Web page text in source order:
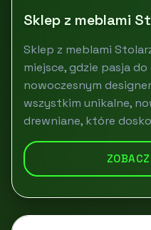
Sklep z meblami
Sklep z meblami
miejsce, gdzie pasja
nowoczesnym
wszystkim unikalne,
drewniane, które